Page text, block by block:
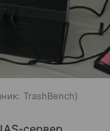
TrashBench